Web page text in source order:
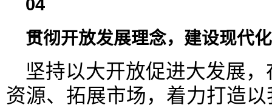
04
贯彻开放发展理念，建设现代
坚持以大开放促进大发展
资源、拓展市场，着力打造